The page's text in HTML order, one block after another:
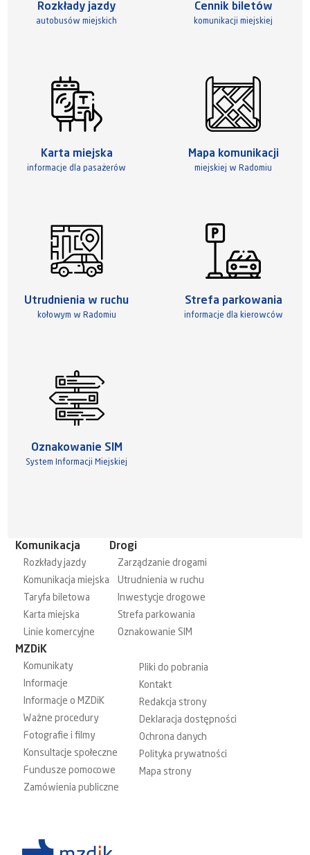
Rozkłady jazdy
autobusów miejskich
Cennik biletów
komunikacji miejskiej
Karta miejska
informacje dla pasażerów
Mapa komunikacji
miejskiej w Radomiu
Utrudnienia w ruchu
kołowym w Radomiu
Strefa parkowania
informacje dla kierowców
Oznakowanie SIM
System Informacji Miejskiej
Komunikacja
Rozkłady jazdy
Komunikacja miejska
Taryfa biletowa
Karta miejska
Linie komercyjne
Drogi
Zarządzanie drogami
Utrudnienia w ruchu
Inwestycje drogowe
Strefa parkowania
Oznakowanie SIM
MZDiK
Komunikaty
Informacje
Informacje o MZDiK
Ważne procedury
Fotografie i filmy
Konsultacje społeczne
Fundusze pomocowe
Zamówienia publiczne
Pliki do pobrania
Kontakt
Redakcja strony
Deklaracja dostępności
Ochrona danych
Polityka prywatności
Mapa strony